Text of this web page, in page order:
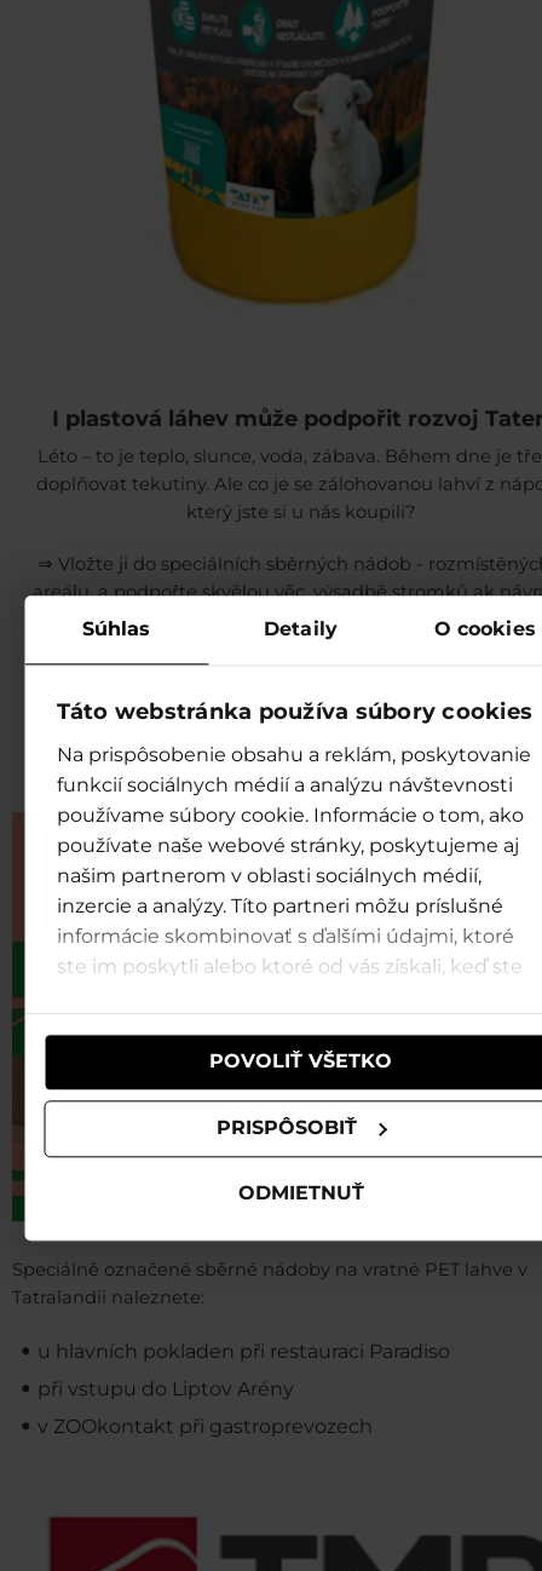
Súhlas Detaily O cookies
Táto webstránka používa súbory cookies
Na prispôsobenie obsahu a reklám, poskytovanie
funkcií sociálnych médií a analýzu návštevnosti
používame súbory cookie. Informácie o tom, ako
používate naše webové stránky, poskytujeme aj
našim partnerom v oblasti sociálnych médií,
inzercie a analýzy. Títo partneri môžu príslušné
informácie skombinovať s ďalšími údajmi, ktoré
ste im poskytli alebo ktoré od vás získali, keď ste
POVOLIŤ VŠETKO
PRISPÔSOBIŤ
ODMIETNUŤ
I plastová láhev může podpořit rozvoj
Léto – to je teplo, slunce, voda, zábava. Během dne je
doplňovat tekutiny. Ale co je se zálohovanou lahví z
který jste si u nás koupili?
⇒ Vložte ji do speciálních sběrných nádob -
areálu, a podpořte skvělou věc. výsadbě stromků ak
valašských oveček na tatranské louky.
více info⇒⇒
Speciálně označené sběrné nádoby na vratné PET lahve v
Tatralandii naleznete:
u hlavních pokladen při restauraci Paradiso
při vstupu do Liptov Arény
v ZOOkontakt při gastroprevozech